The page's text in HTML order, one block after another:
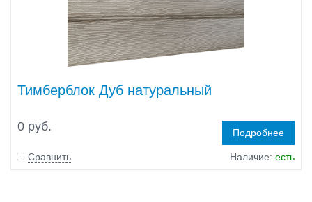
Тимберблок Дуб натуральный
0 руб. Подробнее
Сравнить Наличие: есть